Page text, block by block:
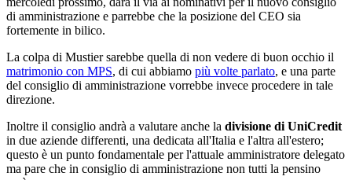
di amministrazione e parrebbe che la posizione del CEO sia
fortemente in bilico.
La colpa di Mustier sarebbe quella di non vedere di buon occhio il
matrimonio con MPS, di cui abbiamo più volte parlato, e una parte
del consiglio di amministrazione vorrebbe invece procedere in tale
direzione.
Inoltre il consiglio andrà a valutare anche la divisione di UniCredit
in due aziende differenti, una dedicata all'Italia e l'altra all'estero;
questo è un punto fondamentale per l'attuale amministratore delegato
ma pare che in consiglio di amministrazione non tutti la pensino